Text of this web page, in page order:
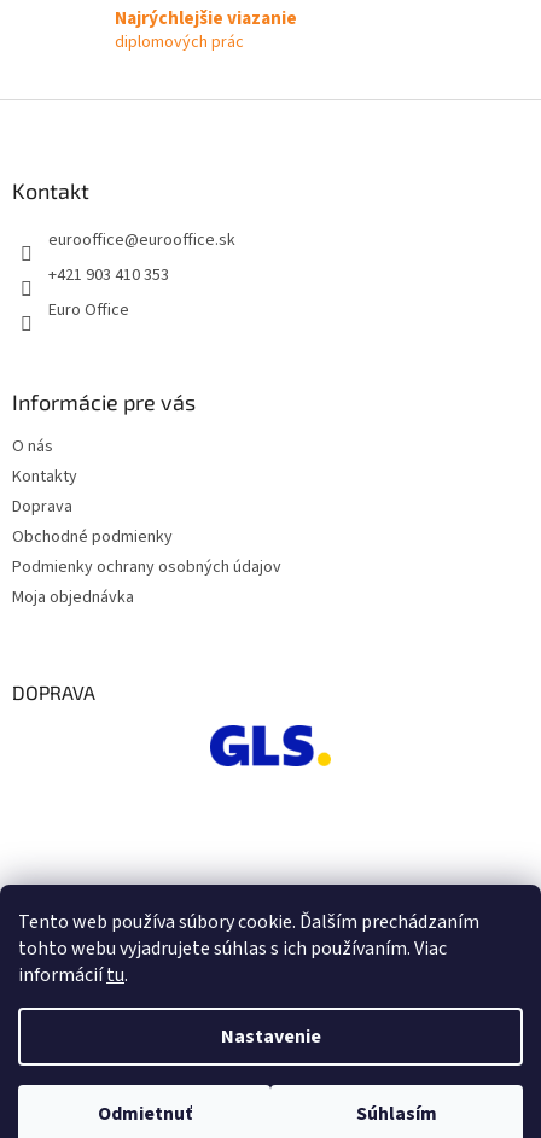
Tento web používa súbory cookie. Ďalším prechádzaním
tohto webu vyjadrujete súhlas s ich používaním. Viac
informáciítu.
Nastavenie
Odmietnuť Súhlasím
c
a
Najrýchlejšie viazanie
diplomových prác
Kontakt
eurooffice@eurooffice.sk
+421 903 410 353
Euro Office
Informácie pre vás
O nás
Kontakty
Doprava
Obchodné podmienky
Podmienky ochrany osobných údajov
Moja objednávka
DOPRAVA
Vytvoril Shoptet
Copyright 2026Euro Office . Všetky práva vyhradené.